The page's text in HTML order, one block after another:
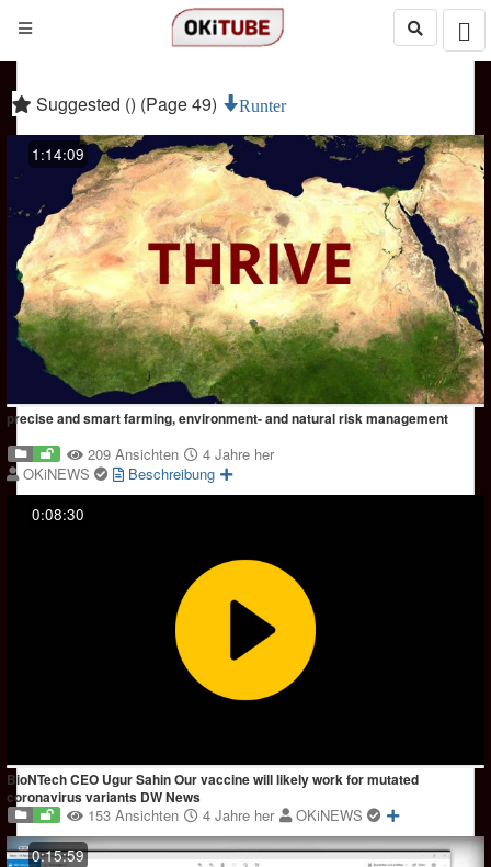
Suggested () (Page 49) Runter
1:14:09
precise and smart farming, environment- and natural risk management
209 Ansichten
4 Jahre her
OKiNEWS
Beschreibung
0:08:30
BioNTech CEO Ugur Sahin Our vaccine will likely work for mutated
coronavirus variants DW News
153 Ansichten 4 Jahre her
OKiNEWS
0:15:59